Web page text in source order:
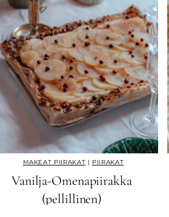
MAKEAT PIIRAKAT | PIIRAKAT
Vanilja-Omenapiirakka
(pellillinen)